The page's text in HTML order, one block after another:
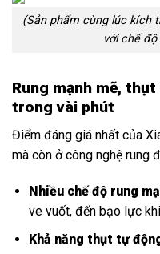
(Sản phẩm cùng lúc kích
với chế
Rung mạnh mẽ,
trong vài phút
Điểm đáng giá nhất của
mà còn ở công nghệ rung
Nhiều chế độ rung
ve vuốt, đến bạo lực
Khả năng thụt tự